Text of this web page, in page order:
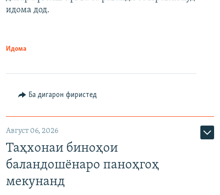
идома дод.
Идома
Ба дигарон фиристед
Август 06, 2026
Таҳхонаи биноҳои
баландошёнаро паноҳгоҳ
мекунанд